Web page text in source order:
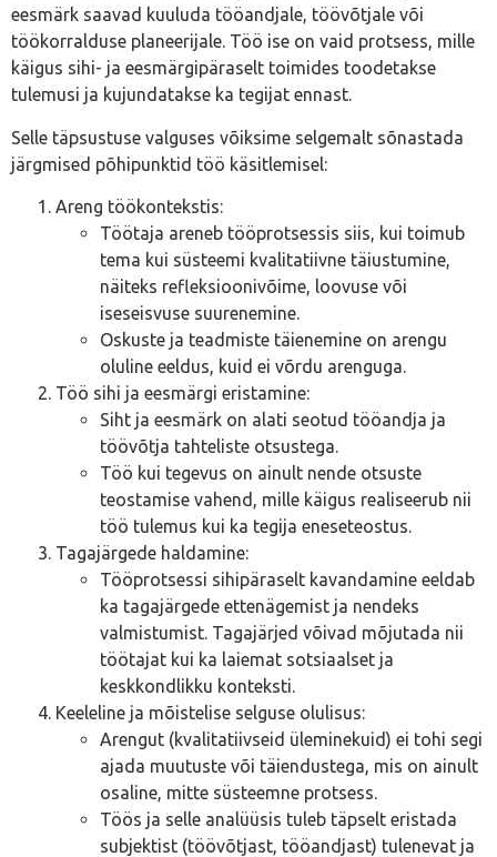
eesmärk saavad kuuluda tööandjale, töövõtjale või
töökorralduse planeerijale. Töö ise on vaid protsess, mille
käigus sihi- ja eesmärgipäraselt toimides toodetakse
tulemusi ja kujundatakse ka tegijat ennast.
Selle täpsustuse valguses võiksime selgemalt sõnastada
järgmised põhipunktid töö käsitlemisel:
Areng töökontekstis:
Töötaja areneb tööprotsessis siis, kui toimub
tema kui süsteemi kvalitatiivne täiustumine,
näiteks refleksioonivõime, loovuse või
iseseisvuse suurenemine.
Oskuste ja teadmiste täienemine on arengu
oluline eeldus, kuid ei võrdu arenguga.
Töö sihi ja eesmärgi eristamine:
Siht ja eesmärk on alati seotud tööandja ja
töövõtja tahteliste otsustega.
Töö kui tegevus on ainult nende otsuste
teostamise vahend, mille käigus realiseerub nii
töö tulemus kui ka tegija eneseteostus.
Tagajärgede haldamine:
Tööprotsessi sihipäraselt kavandamine eeldab
ka tagajärgede ettenägemist ja nendeks
valmistumist. Tagajärjed võivad mõjutada nii
töötajat kui ka laiemat sotsiaalset ja
keskkondlikku konteksti.
Keeleline ja mõistelise selguse olulisus:
Arengut (kvalitatiivseid üleminekuid) ei tohi segi
ajada muutuste või täiendustega, mis on ainult
osaline, mitte süsteemne protsess.
Töös ja selle analüüsis tuleb täpselt eristada
subjektist (töövõtjast, tööandjast) tulenevat ja